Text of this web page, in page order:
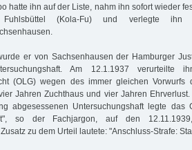
hatte ihn auf der Liste, nahm ihn sofort wieder
(Kola-Fu) und verlegte
er von Sachsenhausen der Hamburger
Am 12.1.1937 verurteilte
(OLG) wegen des immer gleichen Vorwurfs
Jahren Zuchthaus und vier Jahren
abgesessenen Untersuchungshaft legte das
so der Fachjargon, auf den
zu dem Urteil lautete: "Anschluss-Strafe: